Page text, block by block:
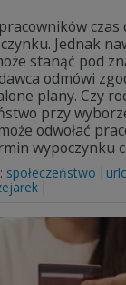
czas
Jednak
stanąć pod
odmówi
plany. Czy
przy
odwołać
wypoczynku
społeczeństwo